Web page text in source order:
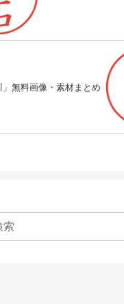
無料画像・素材まとめ